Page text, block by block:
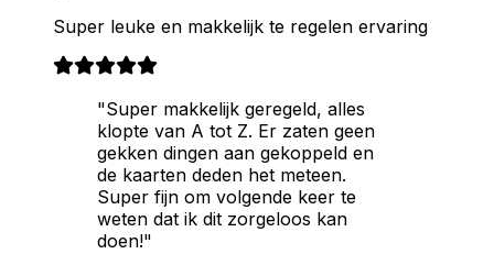
Super leuke en makkelijk te regelen ervaring
"Super makkelijk geregeld, alles
klopte van A tot Z. Er zaten geen
gekken dingen aan gekoppeld en
de kaarten deden het meteen.
Super fijn om volgende keer te
weten dat ik dit zorgeloos kan
doen!"